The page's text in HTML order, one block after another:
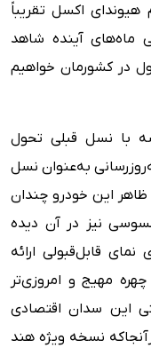
هیوندای اکسل تقریباً
ماه‌های آینده شاهد
یا ۲۰۲۳ این محصول در کشورمان خواهیم
با نسل قبلی تحول
به‌عنوان نسل
ظاهر این خودرو چندان
نیز در آن دیده
قابل‌قبولی ارائه
مهیج و امروزی‌تر
این سدان اقتصادی
نسخه ویژه هند